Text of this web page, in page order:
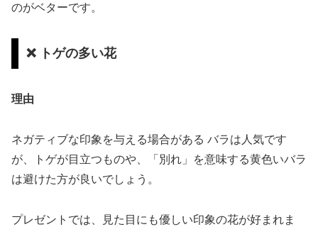
のがベターです。
❌ トゲの多い花
理由
ネガティブな印象を与える場合がある バラは人気です
が、トゲが目立つものや、「別れ」を意味する黄色いバラ
は避けた方が良いでしょう。
プレゼントでは、見た目にも優しい印象の花が好まれま